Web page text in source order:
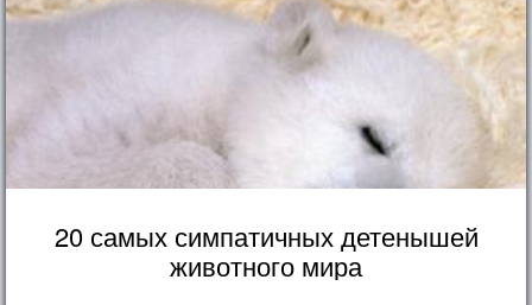
20 самых симпатичных детенышей
животного мира